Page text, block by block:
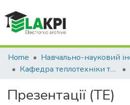
Communities & Collections
All of DSpace
Statistics
Home
Кафедра теплотехніки та енергозбереження (ТЕ)
Презентації (ТЕ)